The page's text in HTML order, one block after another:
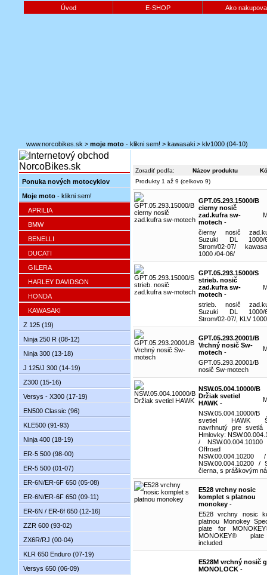
Úvod E-SHOP Ako
www.norcobikes.sk > moje moto - klikni sem! > kawasaki > klv1000 (04-10)
Ponuka nových motocyklov
Moje moto - klikni sem!
APRILIA
BMW
BENELLI
DUCATI
GILERA
HARLEY DAVIDSON
HONDA
KAWASAKI
Z 125 (19)
Ninja 250 R (08-12)
Ninja 300 (13-18)
J 125/J 300 (14-19)
Z300 (15-16)
Versys - X300 (17-19)
EN500 Classic (96)
KLE500 (91-93)
Ninja 400 (18-19)
ER-5 500 (98-00)
ER-5 500 (01-07)
ER-6N/ER-6F 650 (05-08)
ER-6N/ER-6F 650 (09-11)
ER-6N / ER-6f 650 (12-16)
ZZR 600 (93-02)
ZX6R/RJ (00-04)
KLR 650 Enduro (07-19)
Versys 650 (06-09)
Zoradiť podľa: Názov produktu
Produkty 1 až 9 (celkovo 9)
GPT.05.293.15000/B
cierny nosič
zad.kufra sw-
motech -
čierny nosič
Suzuki DL
Strom/02-07/
1000 /04-06/
GPT.05.293.15000/S
strieb. nosič
zad.kufra sw-
motech -
strieb. nosič
Suzuki DL
Strom/02-07/, KLV
GPT.05.293.20001/B
Vrchný nosič Sw-
motech -
GPT.05.293.20001/
nosič Sw-motech
NSW.05.004.10000/B
Držiak svetiel
HAWK -
NSW.05.004.10000/
svetiel HAWK
navrhnutý pre svetlá
Hmlovky:
/
Offroad
NSW.00.004.10200 /
čierna, s práškovým
E528 vrchny nosic
komplet s platnou
monokey -
E528 vrchny nosic
platnou Monokey
plate for
MONOKEY®
included
E528M vrchný nosič
MONOLOCK -